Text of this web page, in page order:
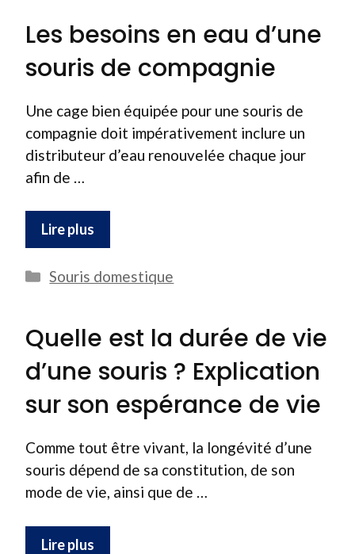
Les besoins en eau d’une
souris de compagnie
Une cage bien équipée pour une souris de
compagnie doit impérativement inclure un
distributeur d’eau renouvelée chaque jour
afin de …
Lire plus
Catégories
Souris domestique
Quelle est la durée de vie
d’une souris ? Explication
sur son espérance de vie
Comme tout être vivant, la longévité d’une
souris dépend de sa constitution, de son
mode de vie, ainsi que de …
Lire plus